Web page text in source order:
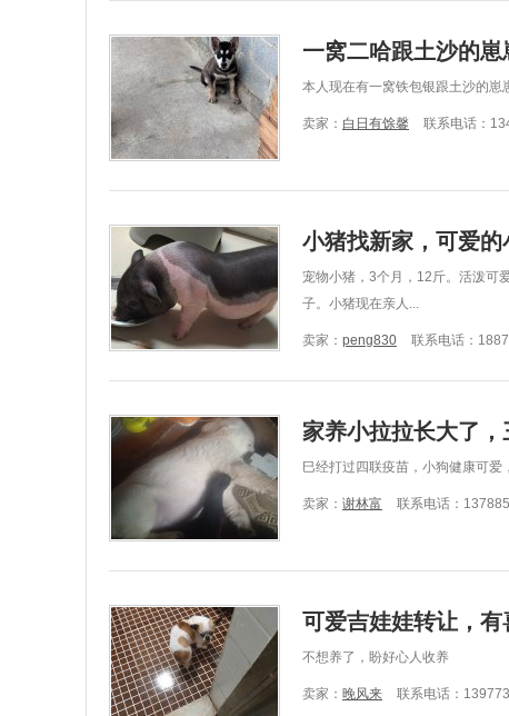
一窝二哈跟土沙的
本人现在有一窝铁包银跟土沙的
卖家： 白日有馀馨 联系电话：
小猪找新家，可爱的
宠物小猪，3个月，12斤。活泼可
子。小猪现在亲人...
卖家： peng830 联系电话：
家养小拉拉长大了
巳经打过四联疫苗，小狗健康可
卖家： 谢林富 联系电话：
可爱吉娃娃转让，有
不想养了，盼好心人收养
卖家： 晚风来 联系电话：